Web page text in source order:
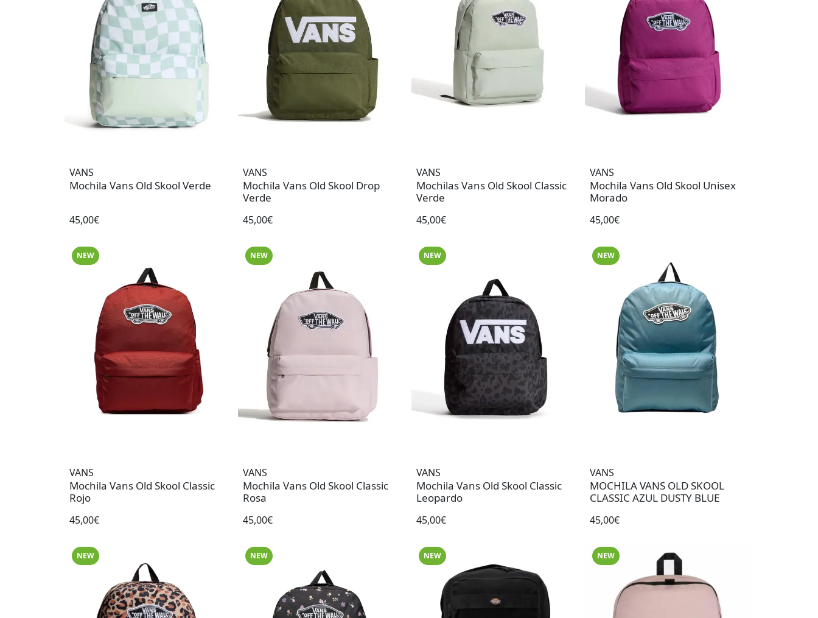
VANS
Mochila Vans Old Skool Verde
45,00€
VANS
Mochila Vans Old Skool Drop
Verde
45,00€
VANS
Mochilas Vans Old Skool Classic
Verde
45,00€
VANS
Mochila Vans Old Skool Unisex
Morado
45,00€
NEW
VANS
Mochila Vans Old Skool Classic
Rojo
45,00€
NEW
VANS
Mochila Vans Old Skool Classic
Rosa
45,00€
NEW
VANS
Mochila Vans Old Skool Classic
Leopardo
45,00€
NEW
VANS
MOCHILA VANS OLD SKOOL
CLASSIC AZUL DUSTY BLUE
45,00€
NEW NEW NEW NEW